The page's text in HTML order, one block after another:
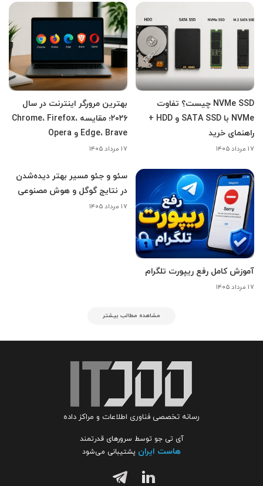
NVMe SSD چیست؟ تفاوت
NVMe با SATA SSD و HDD +
راهنمای خرید
۱۷ مرداد ۱۴۰۵
بهترین مرورگر اینترنت در سال
۲۰۲۶؛ مقایسه Chrome، Firefox،
Edge، Brave و Opera
۱۷ مرداد ۱۴۰۵
آموزش کامل رفع ریپورت تلگرام
۱۷ مرداد ۱۴۰۵
سئو و جئو مسیر بهتر دیده‌شدن
در نتایج گوگل و هوش مصنوعی
۱۷ مرداد ۱۴۰۵
مشاهده مطالب بیشتر
رسانه تخصصی فناوری اطلاعات و مراکز داده
آی تی جو توسط سرورهای قدرتمند
هاست ایران پشتیبانی می‌شود